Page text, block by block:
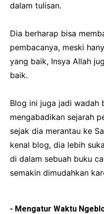
dalam tulisan.
Dia berharap bisa
pembacanya, meski
yang baik, Insya Allah
baik.
Blog ini juga jadi wadah
mengabadikan sejarah
sejak dia merantau ke
kenal blog, dia lebih
di dalam sebuah buku
semakin dimudahkan
- Mengatur Waktu